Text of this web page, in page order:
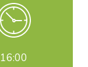
16:00